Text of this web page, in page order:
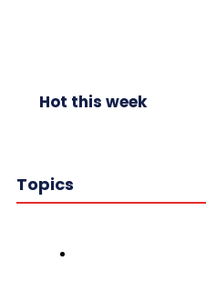
Hot this week
Topics